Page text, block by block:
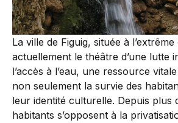
La ville de Figuig, située à
actuellement le théâtre d’une lutte
l’accès à l’eau, une ressource
non seulement la survie des
leur identité culturelle. Depuis plus
habitants s’opposent à la